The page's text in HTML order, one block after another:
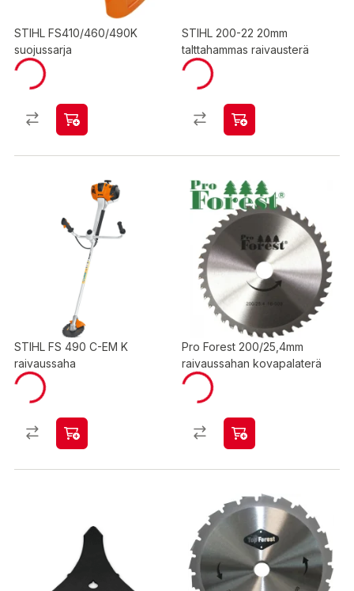
STIHL FS410/460/490K
suojussarja
STIHL 200-22 20mm
talttahammas raivausterä
STIHL FS 490 C-EM K
raivaussaha
Pro Forest 200/25,4mm
raivaussahan kovapalaterä